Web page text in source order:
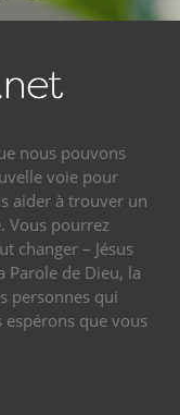
nous pouvons
voie pour
aider à trouver un
Vous pourrez
changer – Jésus
Parole de Dieu, la
personnes qui
que vous